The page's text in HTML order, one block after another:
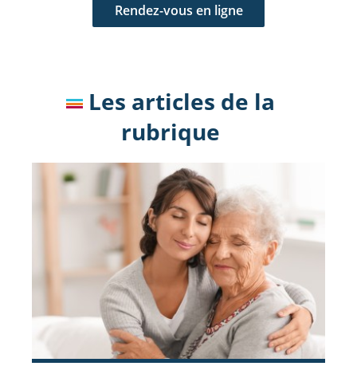
Rendez-vous en ligne
Les articles de la
rubrique